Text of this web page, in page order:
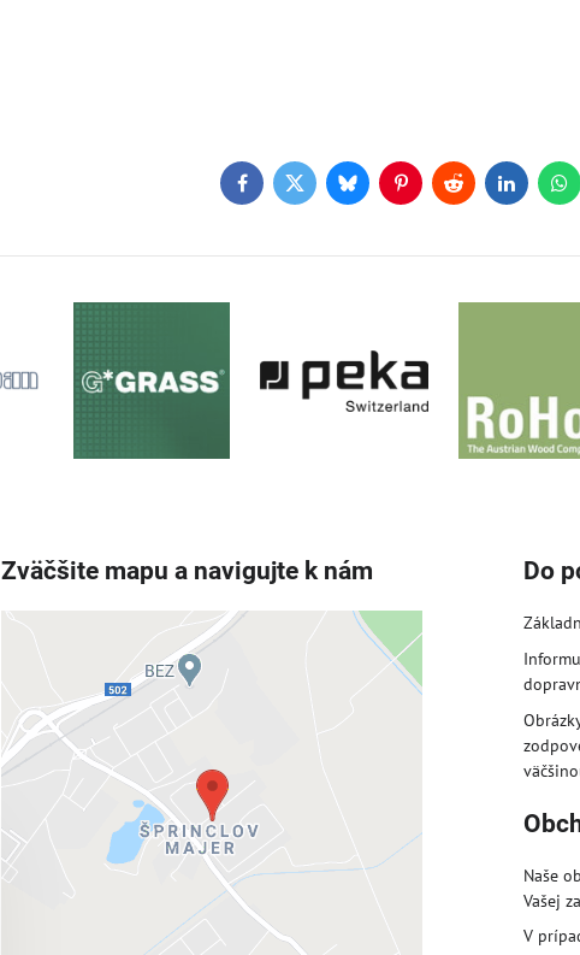
FacebookTwitterBlueskyPinterestRedditLinkedIn
Zväčšite mapu a navigujte k nám
Externý obsah je blokovaný
Prajete si načítať externý obsah?
Povoliť tentokrát
Povoliť a zapamätať - súhlas s druhom
cookie: Funkčné
Do
Naše
Vašej
V